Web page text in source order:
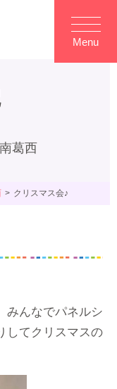
Menu
葛西
クリスマス会♪
みんなでパネルシ
してクリスマスの